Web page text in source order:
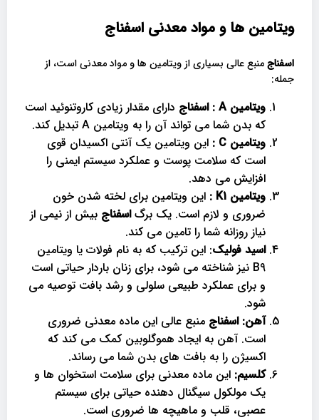
ویتامین ها و مواد معدنی اسفناج
اسفناجمنبع عالی بسیاری از ویتامین ها و مواد معدنی است، از
جمله:
ویتامین A
: اسفناج دارای مقدار زیادی کاروتنوئید است
که بدن شما می تواند آن را به ویتامین A تبدیل کند.
ویتامین
: این ویتامین یک آنتی اکسیدان قوی
است که سلامت پوست و عملکرد سیستم ایمنی را
افزایش می دهد.
ویتامین
: این ویتامین برای لخته شدن خون
ضروری و لازم است. یک برگاسفناج بیش از نیمی از
نیاز روزانه شما را تامین می کند.
اسید فولیک: این ترکیب که به نام فولات یا ویتامین
B9 نیز شناخته می شود، برای زنان باردار حیاتی است
و برای عملکرد طبیعی سلولی و رشد بافت توصیه می
شود.
آهن: اسفناج منبع عالی این ماده معدنی ضروری
است. آهن به ایجاد هموگلوبین کمک می کند که
اکسیژن را به بافت های بدن شما می رساند.
کلسیم: این ماده معدنی برای سلامت استخوان ها و
یک مولکول سیگنال دهنده حیاتی برای سیستم
عصبی، قلب و ماهیچه ها ضروری است.